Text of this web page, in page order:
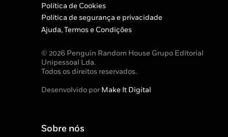
Política de Cookies
Política de segurança e privacidade
Ajuda, Termos e Condições
© 2026 Penguin Random House Grupo Editorial
Unipessoal Lda.
Todos os direitos reservados.
Desenvolvido porMake It Digital
Sobre nós